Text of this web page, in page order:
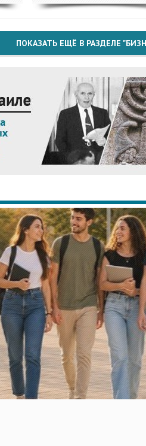
ПОКАЗАТЬ ЕЩЁ В РАЗДЕЛЕ